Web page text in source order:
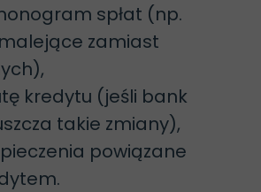
spłat (np.
zamiast
kredytu (jeśli bank
takie zmiany),
powiązane